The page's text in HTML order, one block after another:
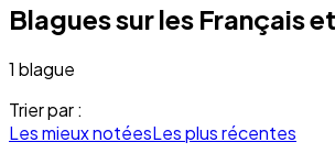
Blagues sur les Français
1 blague
Trier par :
Les mieux notéesLes plus récentes